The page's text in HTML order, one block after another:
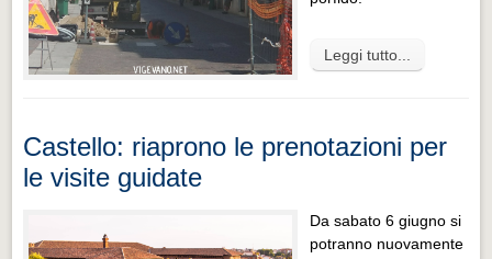
Leggi tutto...
Castello: riaprono le prenotazioni per
le visite guidate
Da sabato 6 giugno si
potranno nuovamente